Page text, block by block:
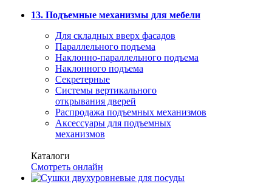
13. Подъемные механизмы для мебели
Для складных вверх фасадов
Параллельного подъема
Наклонно-параллельного подъема
Наклонного подъема
Секретерные
Системы вертикального
открывания дверей
Распродажа подъемных механизмов
Аксессуары для подъемных
механизмов
Каталоги
Смотреть онлайн